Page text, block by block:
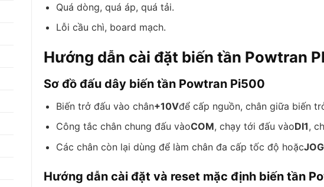
Quá dòng, quá áp, quá tải.
Lỗi cầu chì, board mạch.
Hướng dẫn cài đặt biến tần Powtran
Sơ đồ đấu dây biến tần Powtran Pi500
Biến trở đấu vào chân+10Vđể cấp nguồn, chân giữa biến
Công tắc chân chung đấu vàoCOM, chạy tới đấu vàoDI1,
Các chân còn lại dùng để làm chân đa cấp tốc độ hoặcJOG
Hướng dẫn cài đặt và reset mặc định biến tần